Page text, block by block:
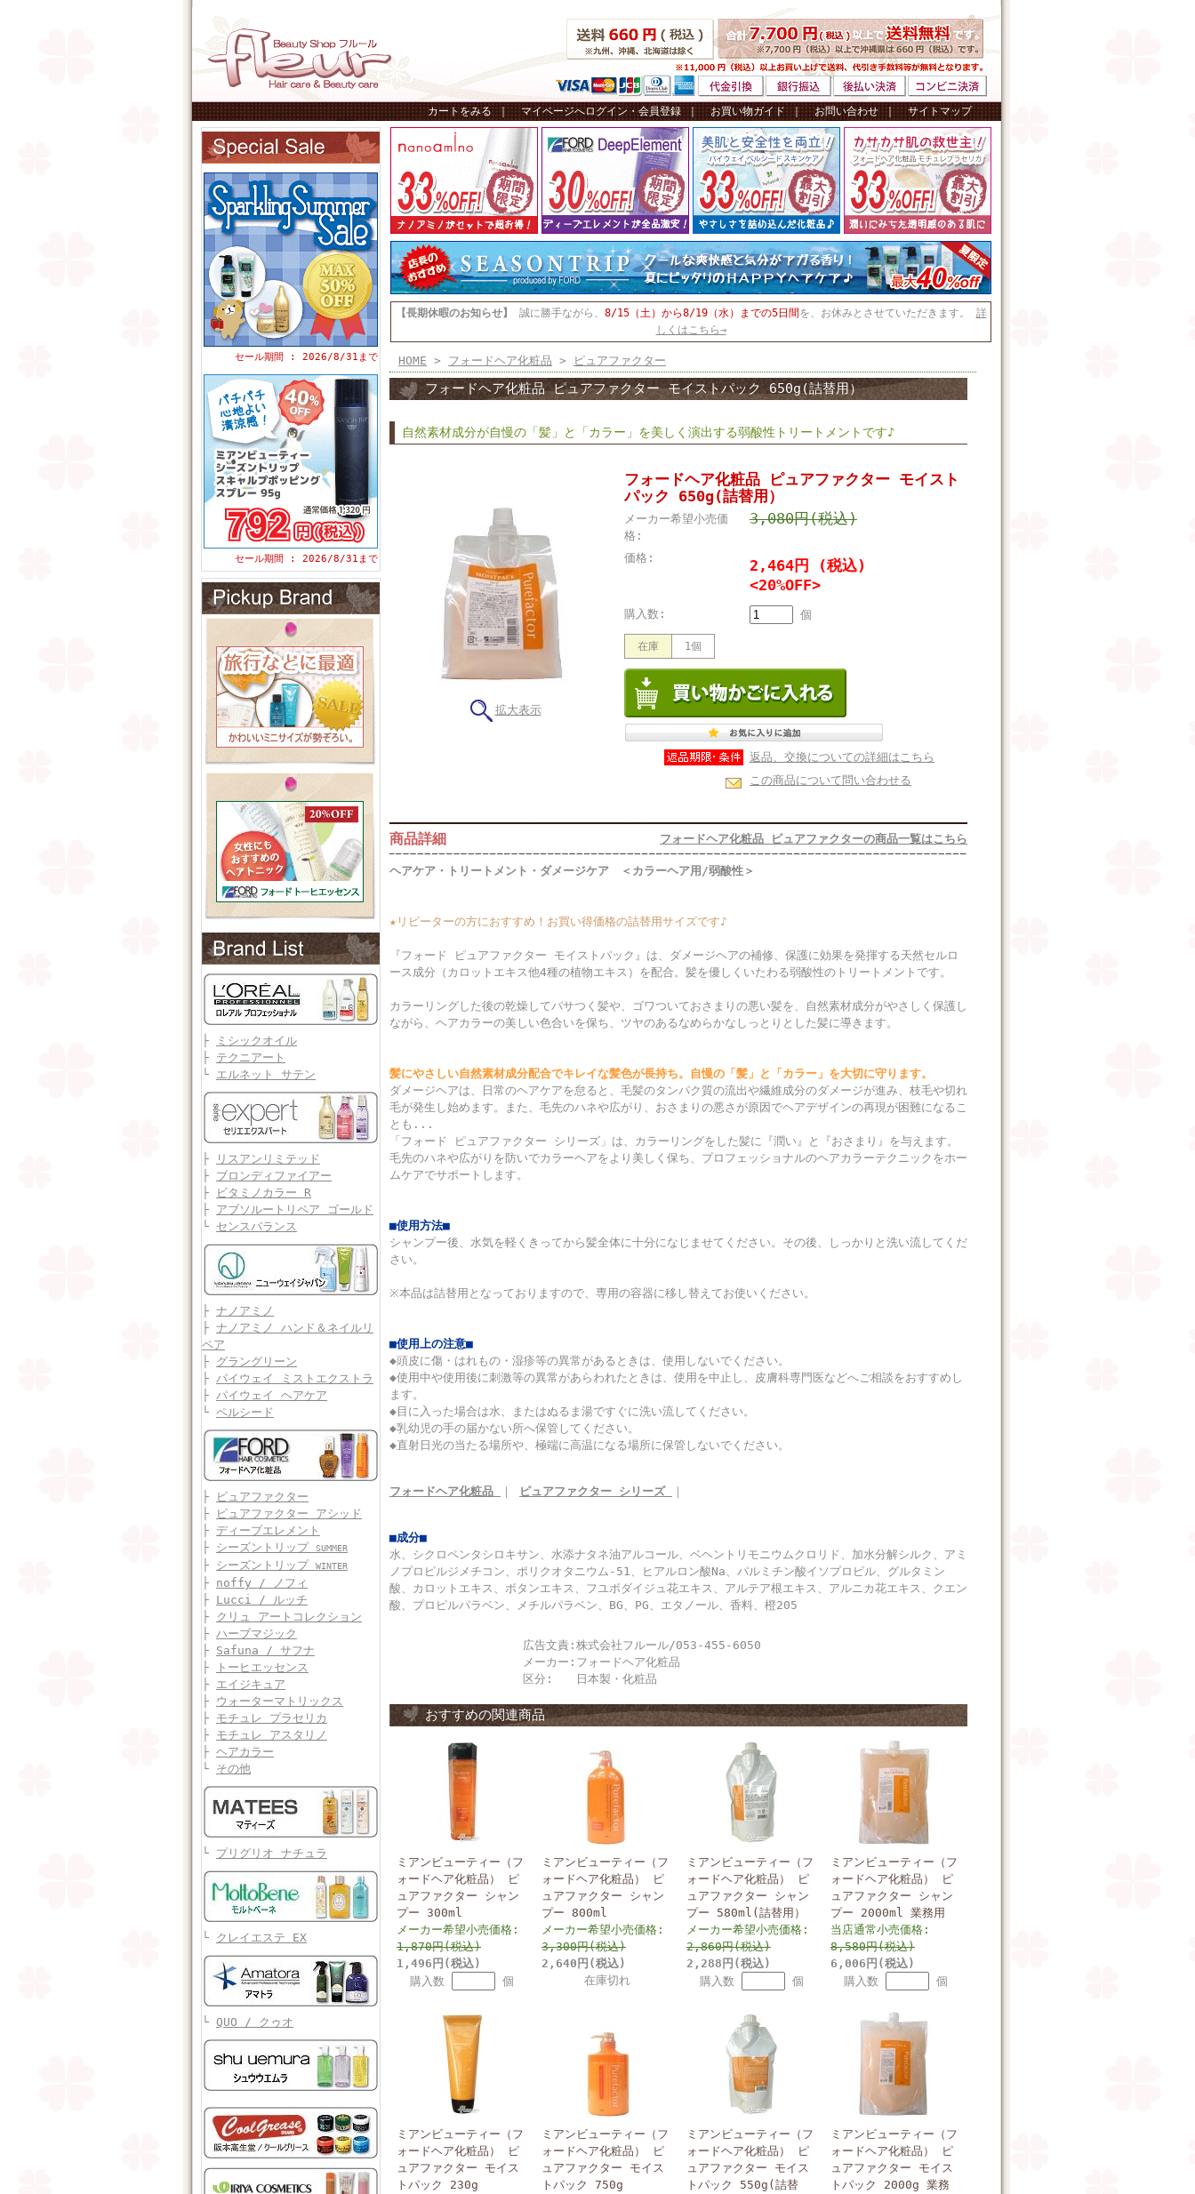
カートをみる｜ マイページへログイン・会員登録｜ お買い物ガイド｜ お問い合わせ｜ サイトマップ
セール期間 : 2026/8/31まで
セール期間 : 2026/8/31まで
├
ミシックオイル
├ テクニアート
└ エルネット サテン
├
リスアンリミテッド
├ ブロンディファイアー
├
ビタミノカラー R
├ アブソルートリペア ゴールド
└ センスバランス
├ ナノアミノ
├ ナノアミノ ハンド＆ネイルリ
ペア
├ グラングリーン
├ パイウェイ ミストエクストラ
├ パイウェイ ヘアケア
└ ペルシード
├
ピュアファクター
├
ピュアファクター アシッド
├ ディープエレメント
├ シーズントリップ SUMMER
├ シーズントリップ WINTER
├ noffy / ノフィ
├ Lucci / ルッチ
├ クリュ アートコレクション
├ ハーブマジック
├ Safuna / サフナ
├
トーヒエッセンス
├ エイジキュア
├ ウォーターマトリックス
├ モチュレ プラセリカ
├ モチュレ アスタリノ
├ ヘアカラー
└ その他
└ プリグリオ ナチュラ
└ クレイエステ EX
└ QUO / クゥオ
【長期休暇のお知らせ】 誠に勝手ながら、 8/15（土）から8/19（水）までの5日間を、お休みとさせていただきます。 詳
しくはこちら→
HOME > フォードヘア化粧品 > ピュアファクター
フォードヘア化粧品 ピュアファクター モイストパック 650g(詰替用）
自然素材成分が自慢の「髪」と「カラー」を美しく演出する弱酸性トリートメントです♪
拡大表示
フォードヘア化粧品 ピュアファクター モイスト
パック 650g(詰替用）
メーカー希望小売価
格:
3,080円(税込)
価格:
2,464円 (税込)
<20%OFF>
購入数: 個
在庫 1個
返品、交換についての詳細はこちら
この商品について問い合わせる
商品詳細 フォードヘア化粧品 ピュアファクターの商品一覧はこちら
ヘアケア・トリートメント・ダメージケア ＜カラーヘア用/弱酸性＞
★リピーターの方におすすめ！お買い得価格の詰替用サイズです♪
『フォード ピュアファクター モイストパック』は、ダメージヘアの補修、保護に効果を発揮する天然セルロ
ース成分（カロットエキス他4種の植物エキス）を配合。髪を優しくいたわる弱酸性のトリートメントです。
カラーリングした後の乾燥してパサつく髪や、ゴワついておさまりの悪い髪を、自然素材成分がやさしく保護し
ながら、ヘアカラーの美しい色合いを保ち、ツヤのあるなめらかなしっとりとした髪に導きます。
髪にやさしい自然素材成分配合でキレイな髪色が長持ち。自慢の「髪」と「カラー」を大切に守ります。
ダメージヘアは、日常のヘアケアを怠ると、毛髪のタンパク質の流出や繊維成分のダメージが進み、枝毛や切れ
毛が発生し始めます。また、毛先のハネや広がり、おさまりの悪さが原因でヘアデザインの再現が困難になるこ
とも...
「フォード ピュアファクター シリーズ」は、カラーリングをした髪に『潤い』と『おさまり』を与えます。
毛先のハネや広がりを防いでカラーヘアをより美しく保ち、プロフェッショナルのヘアカラーテクニックをホー
ムケアでサポートします。
■使用方法■
シャンプー後、水気を軽くきってから髪全体に十分になじませてください。その後、しっかりと洗い流してくだ
さい。
※本品は詰替用となっておりますので、専用の容器に移し替えてお使いください。
■使用上の注意■
◆頭皮に傷・はれもの・湿疹等の異常があるときは、使用しないでください。
◆使用中や使用後に刺激等の異常があらわれたときは、使用を中止し、皮膚科専門医などへご相談をおすすめし
ます。
◆目に入った場合は水、またはぬるま湯ですぐに洗い流してください。
◆乳幼児の手の届かない所へ保管してください。
◆直射日光の当たる場所や、極端に高温になる場所に保管しないでください。
フォードヘア化粧品 ｜ ピュアファクター シリーズ ｜
■成分■
水、シクロペンタシロキサン、水添ナタネ油アルコール、ベヘントリモニウムクロリド、加水分解シルク、アミ
ノプロピルジメチコン、ポリクオタニウム-51、ヒアルロン酸Na、パルミチン酸イソプロピル、グルタミン
酸、カロットエキス、ボタンエキス、フユボダイジュ花エキス、アルテア根エキス、アルニカ花エキス、クエン
酸、プロピルパラベン、メチルパラベン、BG、PG、エタノール、香料、橙205
広告文責: 株式会社フルール/053-455-6050
メーカー: フォードヘア化粧品
区分:
日本製・化粧品
おすすめの関連商品
ミアンビューティー（フ
ォードヘア化粧品） ピ
ュアファクター シャン
プー 300ml
メーカー希望小売価格:
1,870円(税込)
1,496円(税込)
購入数
個
ミアンビューティー（フ
ォードヘア化粧品） ピ
ュアファクター シャン
プー 800ml
メーカー希望小売価格:
3,300円(税込)
2,640円(税込)
在庫切れ
ミアンビューティー（フ
ォードヘア化粧品） ピ
ュアファクター シャン
プー 580ml(詰替用）
メーカー希望小売価格:
2,860円(税込)
2,288円(税込)
購入数
個
ミアンビューティー（フ
ォードヘア化粧品） ピ
ュアファクター シャン
プー 2000ml 業務用
当店通常小売価格:
8,580円(税込)
6,006円(税込)
購入数
個
ミアンビューティー（フ
ォードヘア化粧品） ピ
ュアファクター モイス
トパック 230g
ミアンビューティー（フ
ォードヘア化粧品） ピ
ュアファクター モイス
トパック 750g
ミアンビューティー（フ
ォードヘア化粧品） ピ
ュアファクター モイス
トパック 550g(詰替
ミアンビューティー（フ
ォードヘア化粧品） ピ
ュアファクター モイス
トパック 2000g 業務